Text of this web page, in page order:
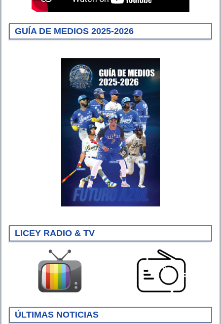
GUÍA DE MEDIOS 2025-2026
LICEY RADIO & TV
ÚLTIMAS NOTICIAS